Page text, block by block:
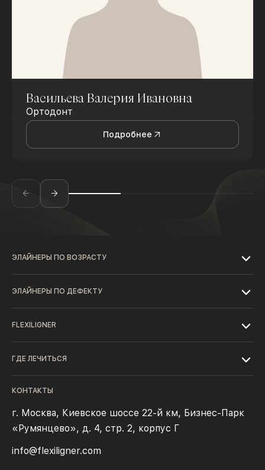
Васильева Валерия Ивановна
Ортодонт
Подробнее
ЭЛАЙНЕРЫ ПО ВОЗРАСТУ
ЭЛАЙНЕРЫ ПО ДЕФЕКТУ
FLEXILIGNER
ГДЕ ЛЕЧИТЬСЯ
КОНТАКТЫ
г. Москва, Киевское шоссе 22-й км, Бизнес-Парк
«Румянцево», д. 4, стр. 2, корпус Г
info@flexiligner.com